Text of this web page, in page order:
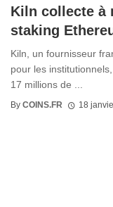
Kiln collecte à
staking
Kiln, un fournisseur
pour les
17 millions de ...
By COINS.FR 18